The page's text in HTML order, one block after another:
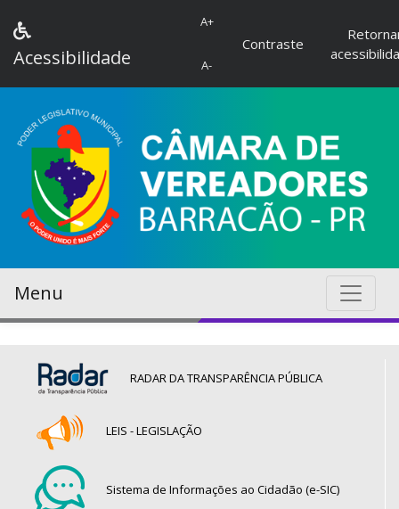
Acessibilidade
A+
A-
Contraste
Menu
RADAR DA TRANSPARÊNCIA PÚBLICA
LEIS - LEGISLAÇÃO
Sistema de Informações ao Cidadão (e-SIC)